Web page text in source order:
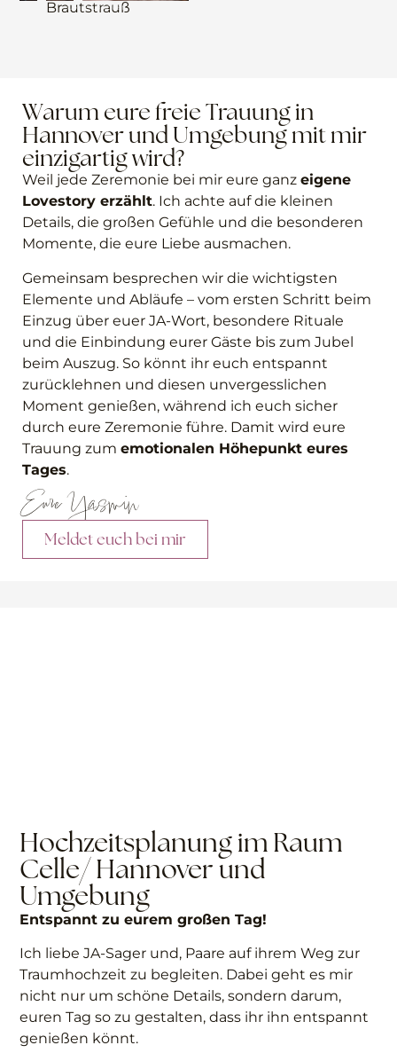
Cecile Conquer
Warum eure freie Trauung in
Hannover und Umgebung mit mir
einzigartig wird?
Weil jede Zeremonie bei mir eure ganz eigene
Lovestory erzählt. Ich achte auf die kleinen
Details, die großen Gefühle und die besonderen
Momente, die eure Liebe ausmachen.
Gemeinsam besprechen wir die wichtigsten
Elemente und Abläufe – vom ersten Schritt beim
Einzug über euer JA-Wort, besondere Rituale
und die Einbindung eurer Gäste bis zum Jubel
beim Auszug. So könnt ihr euch entspannt
zurücklehnen und diesen unvergesslichen
Moment genießen, während ich euch sicher
durch eure Zeremonie führe. Damit wird eure
Trauung zum emotionalen Höhepunkt eures
Tages.
Eure Yasmin
Meldet euch bei mir
Hochzeitsplanung im Raum
Celle/ Hannover und
Umgebung
Entspannt zu eurem großen Tag!
Ich liebe JA-Sager und, Paare auf ihrem Weg zur
Traumhochzeit zu begleiten. Dabei geht es mir
nicht nur um schöne Details, sondern darum,
euren Tag so zu gestalten, dass ihr ihn entspannt
genießen könnt.